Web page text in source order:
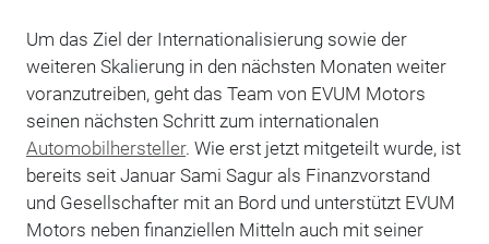
Um das Ziel der Internationalisierung sowie der
weiteren Skalierung in den nächsten Monaten weiter
voranzutreiben, geht das Team von EVUM Motors
seinen nächsten Schritt zum internationalen
Automobilhersteller. Wie erst jetzt mitgeteilt wurde, ist
bereits seit Januar Sami Sagur als Finanzvorstand
und Gesellschafter mit an Bord und unterstützt EVUM
Motors neben finanziellen Mitteln auch mit seiner